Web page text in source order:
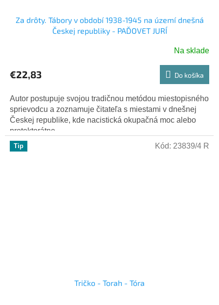
Za drôty. Tábory v období 1938-1945 na území dnešná
Českej republiky - PAĎOVET JURÍ
Na sklade
€22,83 Do košíka
Autor postupuje svojou tradičnou metódou miestopisného
sprievodcu a zoznamuje čitateľa s miestami v dnešnej
Českej republike, kde nacistická okupačná moc alebo
protektorátne...
Tip
Tričko - Torah - Tóra
Kód: 23839/4 R